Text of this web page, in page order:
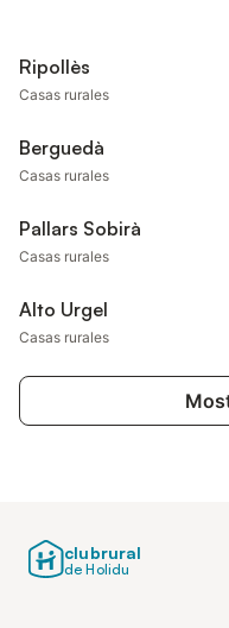
Ripollès
Casas rurales
Berguedà
Casas rurales
Pallars Sobirà
Casas rurales
Alto Urgel
Casas rurales
clubrural
de Holidu